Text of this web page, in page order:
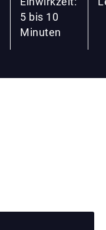
5 bis 10
Minuten